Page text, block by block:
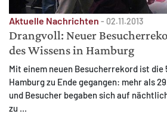
Aktuelle Nachrichten - 02.11.2013
Drangvoll: Neuer
des Wissens in Hamburg
Mit einem neuen Besucherrekord ist die
Hamburg zu Ende gegangen: mehr als
und Besucher begaben sich auf
zu ...